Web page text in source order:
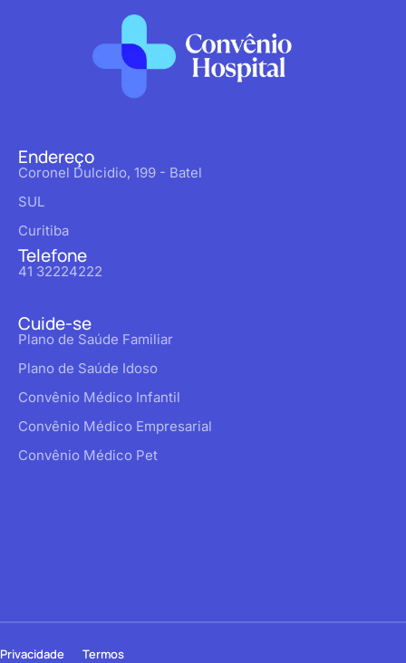
Endereço
Coronel Dulcidio, 199 - Batel
SUL
Curitiba
Telefone
41 32224222
Cuide-se
Plano de Saúde Familiar
Plano de Saúde Idoso
Convênio Médico Infantil
Convênio Médico Empresarial
Convênio Médico Pet
Privacidade Termos